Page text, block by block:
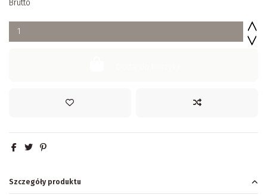
Brutto
Szczegóły produktu